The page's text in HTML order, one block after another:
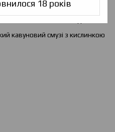
18 років
кавуновий смузі з кислинкою